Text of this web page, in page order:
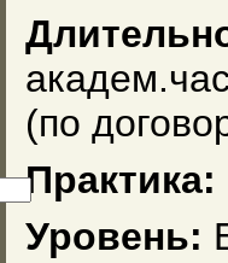
(по
Практика:
Уровень: